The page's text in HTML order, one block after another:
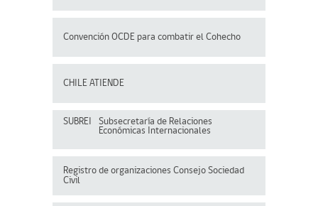
Convención OCDE para combatir el Cohecho
CHILE ATIENDE
SUBREI
Subsecretaría de Relaciones
Económicas Internacionales
Registro de organizaciones Consejo Sociedad
Civil